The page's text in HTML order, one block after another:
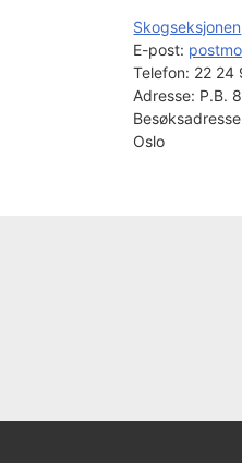
Skogseksjonen
E-post:
Telefon: 22 24
Adresse: P.B.
Oslo